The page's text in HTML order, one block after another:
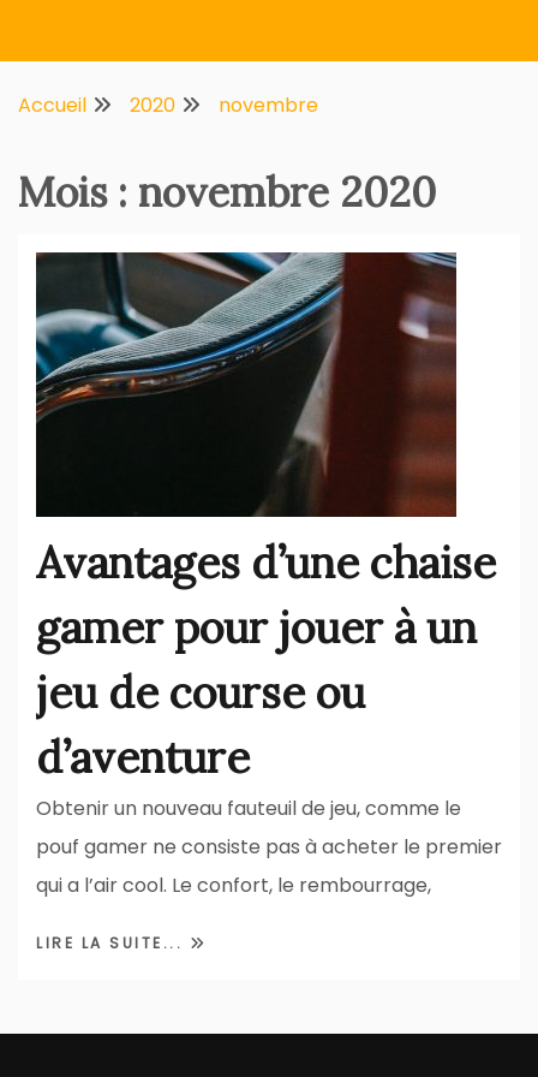
Multifirstnet
Accueil 2020 novembre
Mois : novembre 2020
Avantages d’une chaise
gamer pour jouer à un
jeu de course ou
d’aventure
Obtenir un nouveau fauteuil de jeu, comme le
pouf gamer ne consiste pas à acheter le premier
qui a l’air cool. Le confort, le rembourrage,
LIRE LA SUITE...